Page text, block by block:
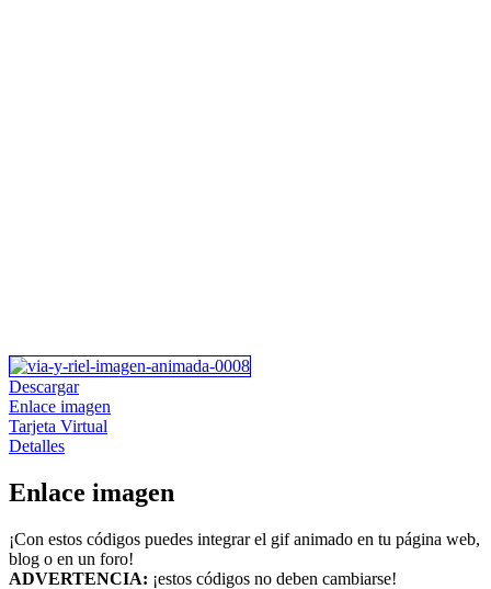
Descargar
Enlace imagen
Tarjeta Virtual
Detalles
Enlace imagen
¡Con estos códigos puedes integrar el gif animado en tu página web,
blog o en un foro!
ADVERTENCIA: ¡estos códigos no deben cambiarse!